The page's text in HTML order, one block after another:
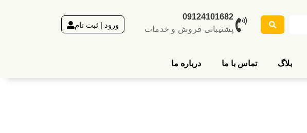
09124101682
پشتیبانی فروش و خدمات
ورود | ثبت نام
بلاگ تماس با ما درباره ما